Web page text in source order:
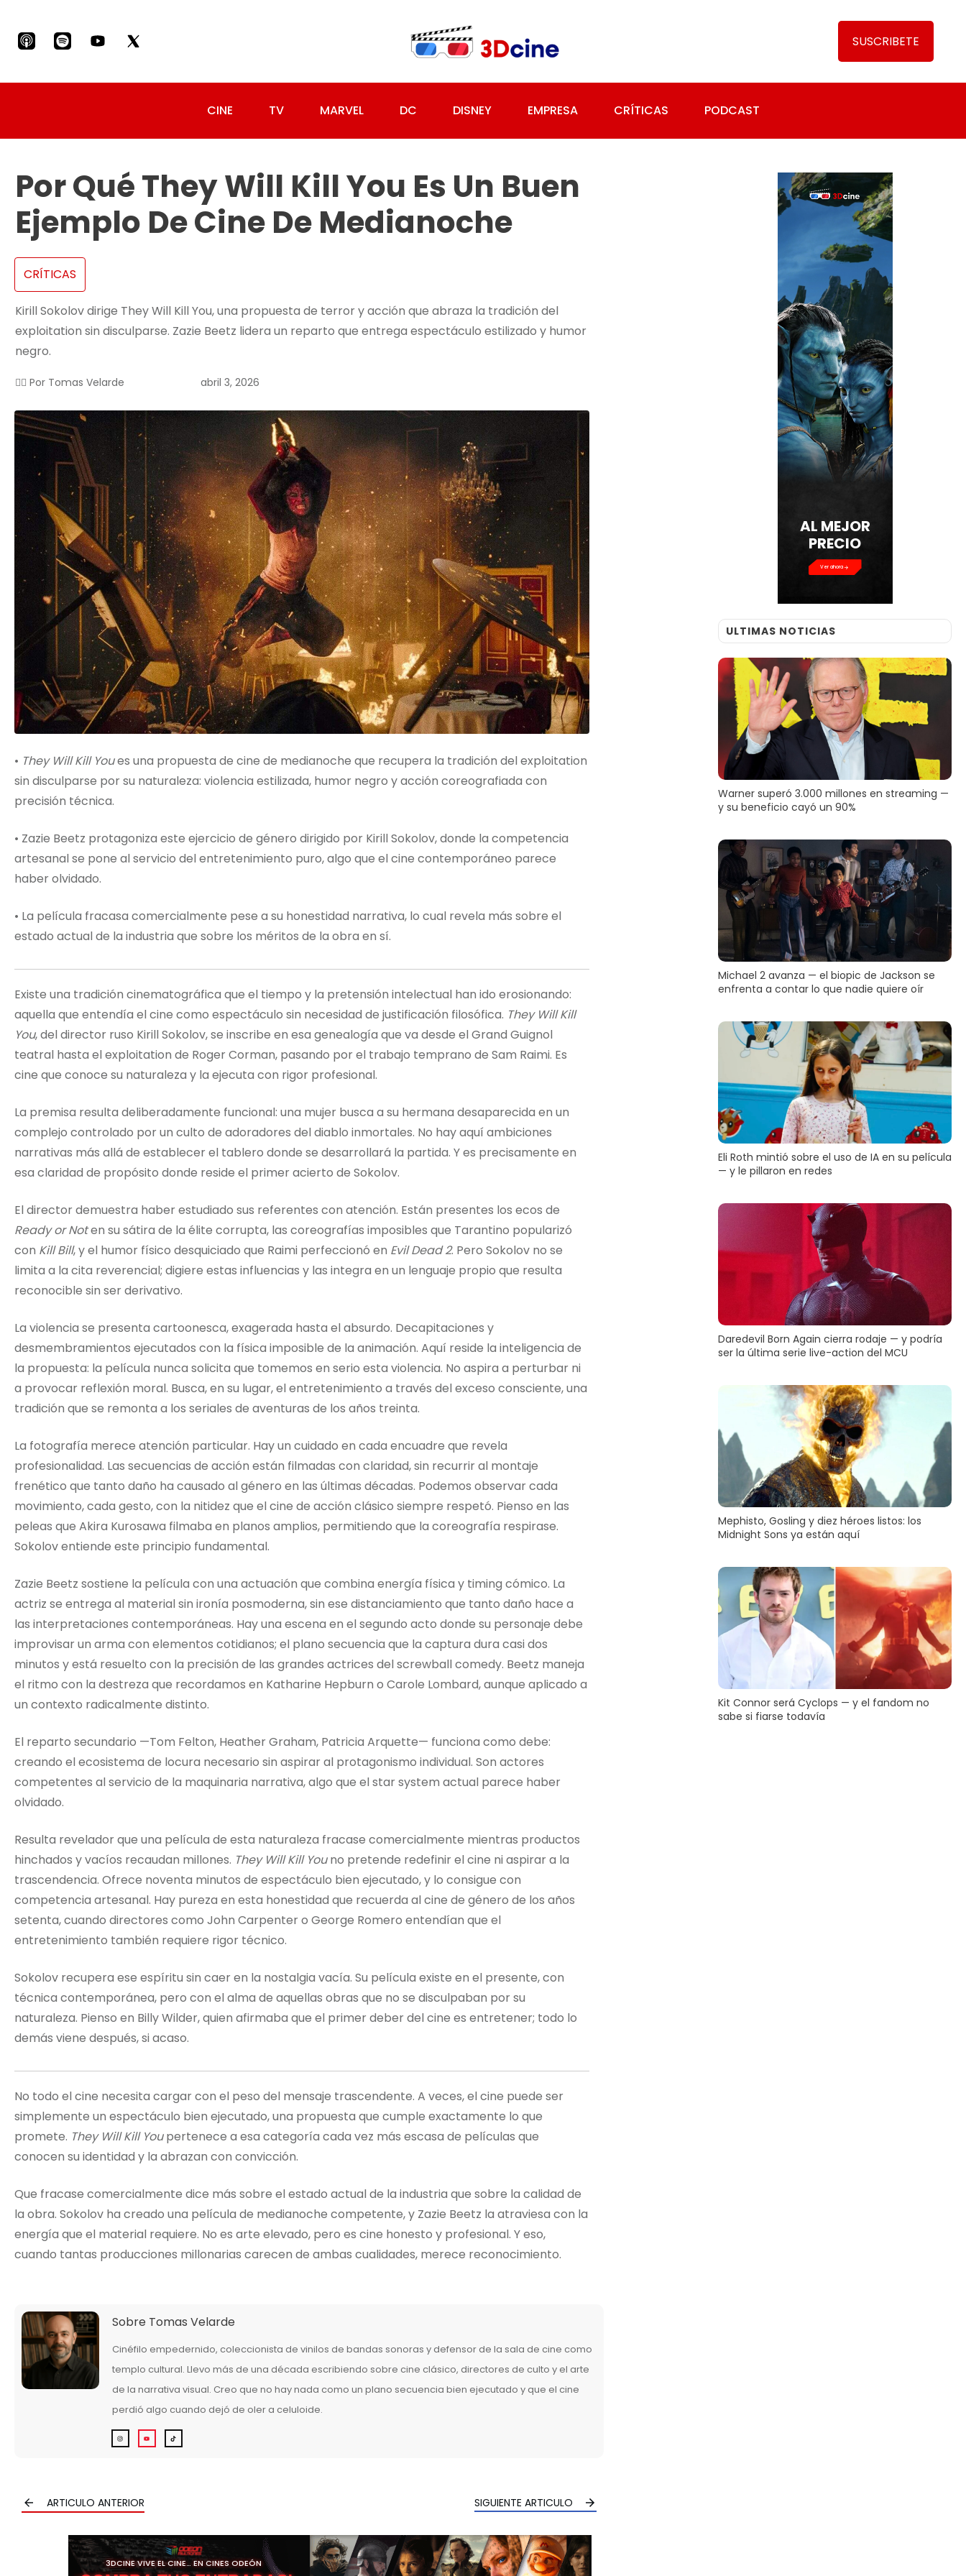
SUSCRIBETE
CINE TV MARVEL DC DISNEY EMPRESA CRÍTICAS PODCAST
Por Qué They Will Kill You Es Un Buen
Ejemplo De Cine De Medianoche
CRÍTICAS
Kirill Sokolov dirige They Will Kill You, una propuesta de terror y acción que abraza la tradición del
exploitation sin disculparse. Zazie Beetz lidera un reparto que entrega espectáculo estilizado y humor
negro.
✍🏻 Por Tomas Velarde abril 3, 2026
• They Will Kill Youes una propuesta de cine de medianoche que recupera la tradición del exploitation
sin disculparse por su naturaleza: violencia estilizada, humor negro y acción coreografiada con
precisión técnica.
• Zazie Beetz protagoniza este ejercicio de género dirigido por Kirill Sokolov, donde la competencia
artesanal se pone al servicio del entretenimiento puro, algo que el cine contemporáneo parece
haber olvidado.
• La película fracasa comercialmente pese a su honestidad narrativa, lo cual revela más sobre el
estado actual de la industria que sobre los méritos de la obra en sí.
Existe una tradición cinematográfica que el tiempo y la pretensión intelectual han ido erosionando:
aquella que entendía el cine como espectáculo sin necesidad de justificación filosófica. They Will Kill
You, del director ruso Kirill Sokolov, se inscribe en esa genealogía que va desde el Grand Guignol
teatral hasta el exploitation de Roger Corman, pasando por el trabajo temprano de Sam Raimi. Es
cine que conoce su naturaleza y la ejecuta con rigor profesional.
La premisa resulta deliberadamente funcional: una mujer busca a su hermana desaparecida en un
complejo controlado por un culto de adoradores del diablo inmortales. No hay aquí ambiciones
narrativas más allá de establecer el tablero donde se desarrollará la partida. Y es precisamente en
esa claridad de propósito donde reside el primer acierto de Sokolov.
El director demuestra haber estudiado sus referentes con atención. Están presentes los ecos de
Ready or Noten su sátira de la élite corrupta, las coreografías imposibles que Tarantino popularizó
con Kill Bill, y el humor físico desquiciado que Raimi perfeccionó en Evil Dead 2. Pero Sokolov no se
limita a la cita reverencial; digiere estas influencias y las integra en un lenguaje propio que resulta
reconocible sin ser derivativo.
La violencia se presenta cartoonesca, exagerada hasta el absurdo. Decapitaciones y
desmembramientos ejecutados con la física imposible de la animación. Aquí reside la inteligencia de
la propuesta: la película nunca solicita que tomemos en serio esta violencia. No aspira a perturbar ni
a provocar reflexión moral. Busca, en su lugar, el entretenimiento a través del exceso consciente, una
tradición que se remonta a los seriales de aventuras de los años treinta.
La fotografía merece atención particular. Hay un cuidado en cada encuadre que revela
profesionalidad. Las secuencias de acción están filmadas con claridad, sin recurrir al montaje
frenético que tanto daño ha causado al género en las últimas décadas. Podemos observar cada
movimiento, cada gesto, con la nitidez que el cine de acción clásico siempre respetó. Pienso en las
peleas que Akira Kurosawa filmaba en planos amplios, permitiendo que la coreografía respirase.
Sokolov entiende este principio fundamental.
Zazie Beetz sostiene la película con una actuación que combina energía física y timing cómico. La
actriz se entrega al material sin ironía posmoderna, sin ese distanciamiento que tanto daño hace a
las interpretaciones contemporáneas. Hay una escena en el segundo acto donde su personaje debe
improvisar un arma con elementos cotidianos; el plano secuencia que la captura dura casi dos
minutos y está resuelto con la precisión de las grandes actrices del screwball comedy. Beetz maneja
el ritmo con la destreza que recordamos en Katharine Hepburn o Carole Lombard, aunque aplicado a
un contexto radicalmente distinto.
El reparto secundario —Tom Felton, Heather Graham, Patricia Arquette— funciona como debe:
creando el ecosistema de locura necesario sin aspirar al protagonismo individual. Son actores
competentes al servicio de la maquinaria narrativa, algo que el star system actual parece haber
olvidado.
Resulta revelador que una película de esta naturaleza fracase comercialmente mientras productos
hinchados y vacíos recaudan millones. They Will Kill Youno pretende redefinir el cine ni aspirar a la
trascendencia. Ofrece noventa minutos de espectáculo bien ejecutado, y lo consigue con
competencia artesanal. Hay pureza en esta honestidad que recuerda al cine de género de los años
setenta, cuando directores como John Carpenter o George Romero entendían que el
entretenimiento también requiere rigor técnico.
Sokolov recupera ese espíritu sin caer en la nostalgia vacía. Su película existe en el presente, con
técnica contemporánea, pero con el alma de aquellas obras que no se disculpaban por su
naturaleza. Pienso en Billy Wilder, quien afirmaba que el primer deber del cine es entretener; todo lo
demás viene después, si acaso.
No todo el cine necesita cargar con el peso del mensaje trascendente. A veces, el cine puede ser
simplemente un espectáculo bien ejecutado, una propuesta que cumple exactamente lo que
promete. They Will Kill Youpertenece a esa categoría cada vez más escasa de películas que
conocen su identidad y la abrazan con convicción.
Que fracase comercialmente dice más sobre el estado actual de la industria que sobre la calidad de
la obra. Sokolov ha creado una película de medianoche competente, y Zazie Beetz la atraviesa con la
energía que el material requiere. No es arte elevado, pero es cine honesto y profesional. Y eso,
cuando tantas producciones millonarias carecen de ambas cualidades, merece reconocimiento.
Sobre Tomas Velarde
Cinéfilo empedernido, coleccionista de vinilos de bandas sonoras y defensor de la sala de cine como
templo cultural. Llevo más de una década escribiendo sobre cine clásico, directores de culto y el arte
de la narrativa visual. Creo que no hay nada como un plano secuencia bien ejecutado y que el cine
perdió algo cuando dejó de oler a celuloide.
ARTICULO ANTERIOR SIGUIENTE ARTICULO
3DCINE VIVE EL CINE… EN CINES ODEÓN
AL MEJOR
PRECIO
Ver ahora
ULTIMAS NOTICIAS
Warner superó 3.000 millones en streaming —
y su beneficio cayó un 90%
Michael 2 avanza — el biopic de Jackson se
enfrenta a contar lo que nadie quiere oír
Eli Roth mintió sobre el uso de IA en su película
— y le pillaron en redes
Daredevil Born Again cierra rodaje — y podría
ser la última serie live-action del MCU
Mephisto, Gosling y diez héroes listos: los
Midnight Sons ya están aquí
Kit Connor será Cyclops — y el fandom no
sabe si fiarse todavía